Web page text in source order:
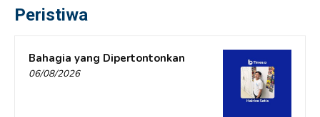
Peristiwa
Bahagia yang Dipertontonkan
06/08/2026